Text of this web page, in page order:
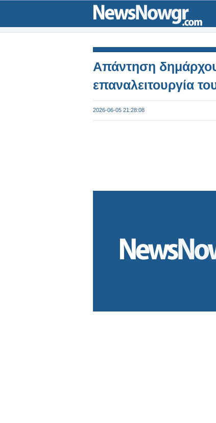
Απάντηση
επαναλειτουργία
2026-06-05 21:28:08